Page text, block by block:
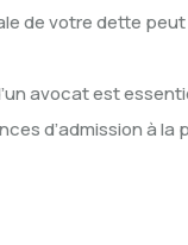
de votre dette
avocat est
d’admission à